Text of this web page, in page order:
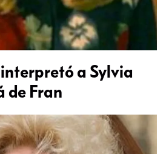
interpretó a Sylvia
de Fran